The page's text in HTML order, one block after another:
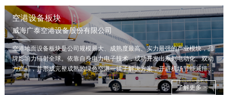
空港设备板块
威海广泰空港设备股份有限公司
空港地面设备板块是公司规模最大、成熟度最高、实力最强的产业模块，品
牌影响力辐射全球。依靠自身电力电子技术，成功开发出系列电动化、双动
力产品，并形成完整成熟的绿色空港一揽子解决方案，开辟机场节能减排新
局面。
了解更多 >>